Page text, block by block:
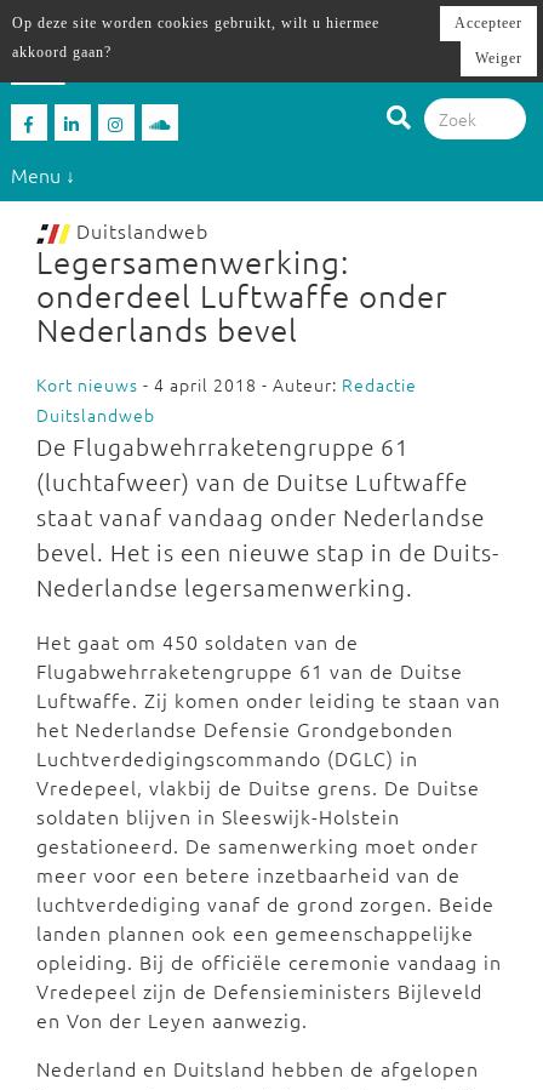
Menu ↓
Duitslandweb
Legersamenwerking:
onderdeel Luftwaffe onder
Nederlands bevel
Kort nieuws - 4 april 2018 - Auteur: Redactie
Duitslandweb
De Flugabwehrraketengruppe 61
(luchtafweer) van de Duitse Luftwaffe
staat vanaf vandaag onder Nederlandse
bevel. Het is een nieuwe stap in de Duits-
Nederlandse legersamenwerking.
Het gaat om 450 soldaten van de
Flugabwehrraketengruppe 61 van de Duitse
Luftwaffe. Zij komen onder leiding te staan van
het Nederlandse Defensie Grondgebonden
Luchtverdedigingscommando (DGLC) in
Vredepeel, vlakbij de Duitse grens. De Duitse
soldaten blijven in Sleeswijk-Holstein
gestationeerd. De samenwerking moet onder
meer voor een betere inzetbaarheid van de
luchtverdediging vanaf de grond zorgen. Beide
landen plannen ook een gemeenschappelijke
opleiding. Bij de officiële ceremonie vandaag in
Vredepeel zijn de Defensieministers Bijleveld
en Von der Leyen aanwezig.
Nederland en Duitsland hebben de afgelopen
Op deze site worden cookies gebruikt, wilt u hiermee
akkoord gaan?
Accepteer
Weiger